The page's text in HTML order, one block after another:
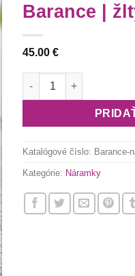
Barance |
45.00 €
množstvo Barance | žltý
Katalógové číslo: Barance-
Kategórie: Náramky